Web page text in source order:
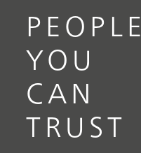
PEOPLE
YOU
CAN
TRUST